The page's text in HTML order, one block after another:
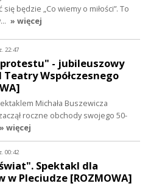
będzie „Co wiemy o miłości”. To
» więcej
22:47
- jubileuszowy
Współczesnego
Michała Buszewicza
roczne obchody swojego 50-
» więcej
00:42
Spektakl dla
w Pleciudze [ROZMOWA]